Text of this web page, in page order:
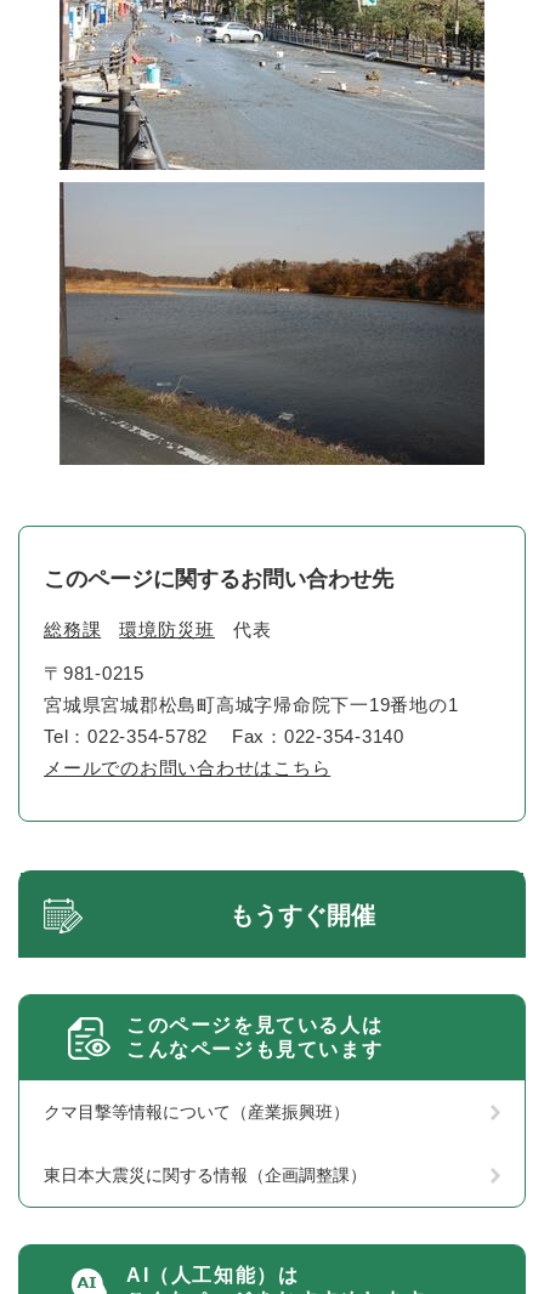
このページに関するお問い合わせ先
総務課 環境防災班 代表
〒981-0215
宮城県宮城郡松島町高城字帰命院下一19番地の1
Tel：022-354-5782
Fax：022-354-3140
メールでのお問い合わせはこちら
もうすぐ開催
このページを見ている人は
こんなページも見ています
クマ目撃等情報について（産業振興班）
東日本大震災に関する情報（企画調整課）
AI（人工知能）は